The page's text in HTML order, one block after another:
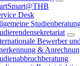
Desk
Bewerber
&